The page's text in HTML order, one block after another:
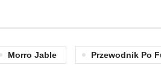
Morro Jable Przewodnik Po